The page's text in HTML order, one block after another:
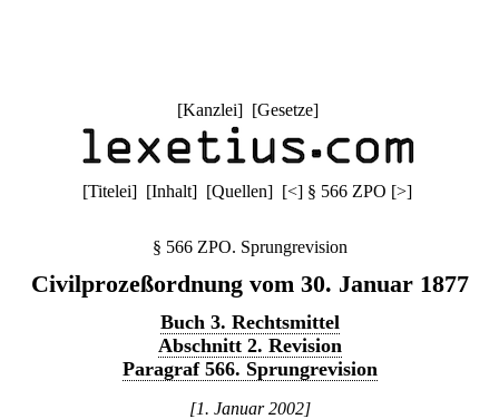
[Kanzlei] [Gesetze]
[Titelei] [Inhalt] [Quellen] [<] § 566 ZPO [>]
§ 566 ZPO. Sprungrevision
Civilprozeßordnung vom 30. Januar 1877
Buch 3. Rechtsmittel
Abschnitt 2. Revision
Paragraf 566. Sprungrevision
[1. Januar 2002]